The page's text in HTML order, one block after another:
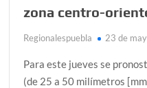
zona centro-
Regionalespuebla 23 de
Para este jueves se
(de 25 a 50 milímetros